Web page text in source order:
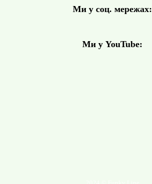
Ми у соц. мережах:
Ми у YouTube: